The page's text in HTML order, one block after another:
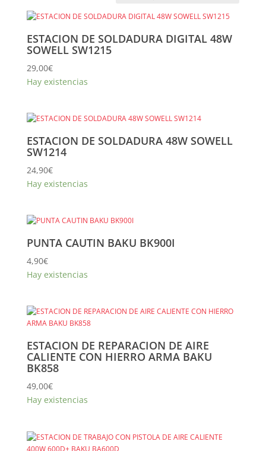
ESTACION DE SOLDADURA DIGITAL 48W
SOWELL SW1215
29,00€
Hay existencias
ESTACION DE SOLDADURA 48W SOWELL
SW1214
24,90€
Hay existencias
PUNTA CAUTIN BAKU BK900I
4,90€
Hay existencias
ESTACION DE REPARACION DE AIRE
CALIENTE CON HIERRO ARMA BAKU
BK858
49,00€
Hay existencias